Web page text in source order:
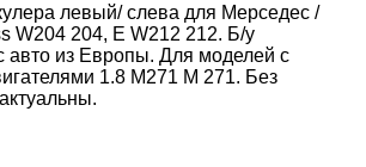
левый/ слева для Мерседес /
W204 204, E W212 212. Б/у
авто из Европы. Для моделей с
1.8 M271 M 271. Без